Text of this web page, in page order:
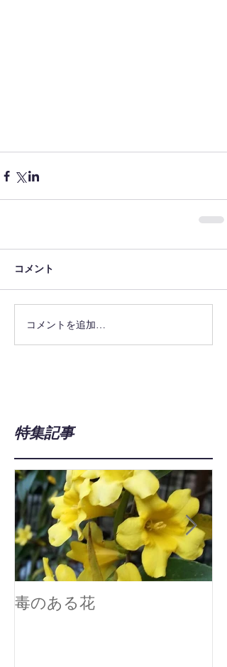
コメント
コメントを追加…
特集記事
毒のある花